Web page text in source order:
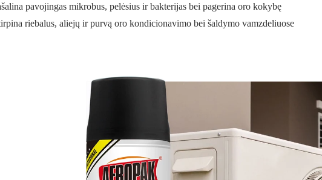
pavojingas mikrobus, pelėsius ir bakterijas bei pagerina oro kokybę
riebalus, aliejų ir purvą oro kondicionavimo bei šaldymo vamzdeliuose